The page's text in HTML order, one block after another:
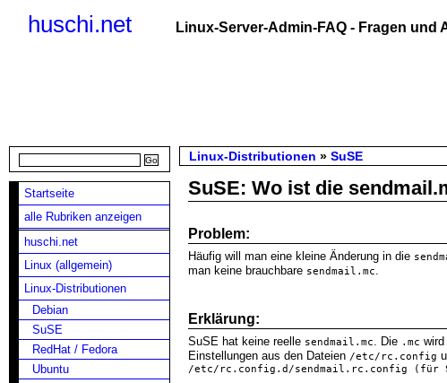
huschi.net Linux-Server-Admin-FAQ - Fragen und
Startseite
alle Rubriken anzeigen
huschi.net
Linux (allgemein)
Linux-Distributionen
Debian
SuSE
RedHat / Fedora
Ubuntu
Linux-Distributionen » SuSE
SuSE: Wo ist die
Problem:
Häufig will man eine kleine Änderung in die
man keine brauchbare sendmail.mc.
Erklärung:
SuSE hat keine reelle sendmail.mc. Die .mc
Einstellungen aus den Dateien /etc/rc.config
/etc/rc.config.d/sendmail.rc.config (für